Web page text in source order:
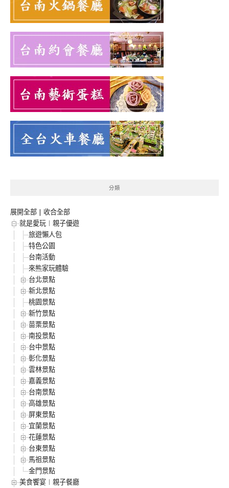
分類
展開全部 | 收合全部
就是愛玩︱親子優遊
旅遊懶人包
特色公園
台南活動
來熊家玩體驗
台北景點
新北景點
桃園景點
新竹景點
苗栗景點
南投景點
台中景點
彰化景點
雲林景點
嘉義景點
台南景點
高雄景點
屏東景點
宜蘭景點
花蓮景點
台東景點
馬祖景點
金門景點
美食饗宴︱親子餐廳